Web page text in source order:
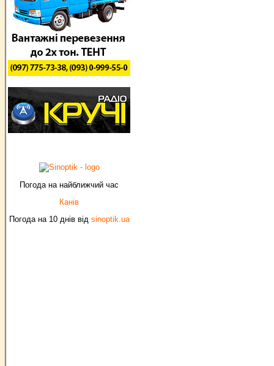
Погода на найближчий час
Канів
Погода на 10 днів від sinoptik.ua